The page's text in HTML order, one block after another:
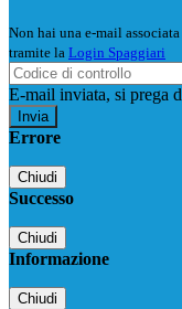
Non hai una e-mail
tramite la Login Spaggiari
E-mail inviata, si prega
Errore
Chiudi
Successo
Chiudi
Informazione
Chiudi